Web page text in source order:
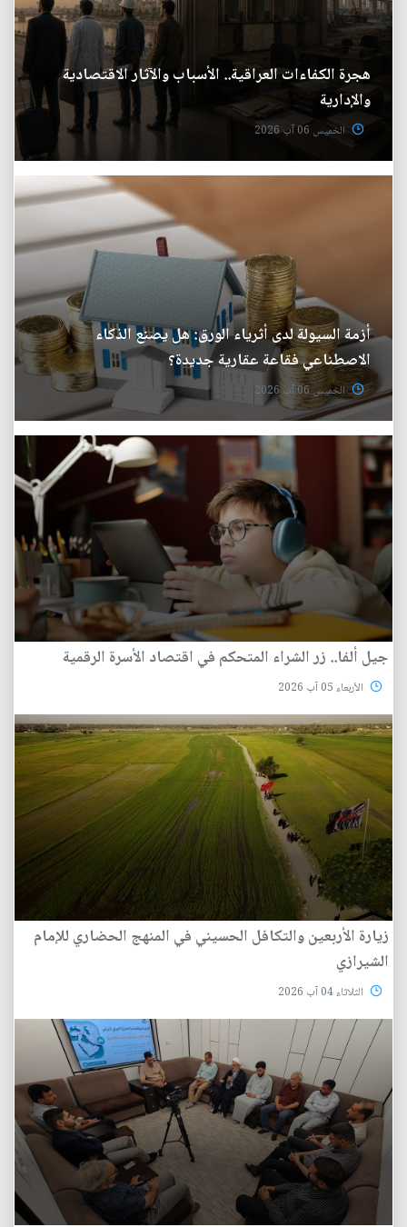
هجرة الكفاءات العراقية.. الأسباب والآثار الاقتصادية
والإدارية
الخميس 06 آب 2026
أزمة السيولة لدى أثرياء الورق: هل يصنع الذكاء
الاصطناعي فقاعة عقارية جديدة؟
الخميس 06 آب 2026
جيل ألفا.. زر الشراء المتحكم في اقتصاد الأسرة الرقمية
الأربعاء 05 آب 2026
زيارة الأربعين والتكافل الحسيني في المنهج الحضاري للإمام
الشيرازي
الثلاثاء 04 آب 2026